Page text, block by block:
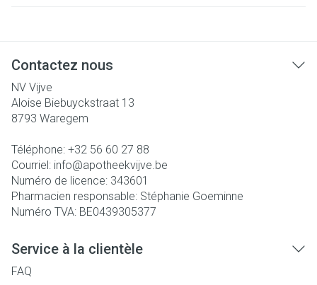
Contactez nous
NV Vijve
Aloise Biebuyckstraat 13
8793 Waregem
Téléphone: +32 56 60 27 88
Courriel: info@apotheekvijve.be
Numéro de licence: 343601
Pharmacien responsable: Stéphanie Goeminne
Numéro TVA: BE0439305377
Service à la clientèle
FAQ